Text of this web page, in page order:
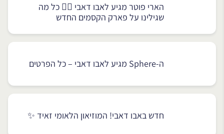
הארי פוטר מגיע לאבו דאבי 🧙‍♂️ כל מה
שגילינו על פארק הקסמים החדש
ה-Sphere מגיע לאבו דאבי – כל הפרטים
חדש באבו דאבי! המוזיאון הלאומי זאיד ✨